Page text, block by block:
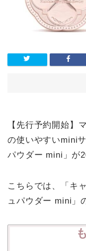
【先行予約開始】
の使いやすいmini
パウダー mini」が
こちらでは、「キ
ュパウダー mini」